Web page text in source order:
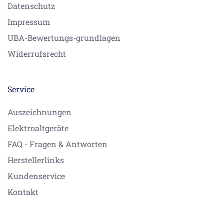
Datenschutz
Impressum
UBA-Bewertungs-grundlagen
Widerrufsrecht
Service
Auszeichnungen
Elektroaltgeräte
FAQ - Fragen & Antworten
Herstellerlinks
Kundenservice
Kontakt